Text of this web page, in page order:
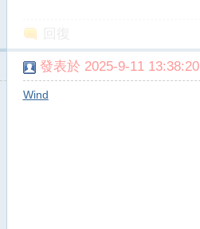
發表於 2025-9-11 13:38:20
Wind